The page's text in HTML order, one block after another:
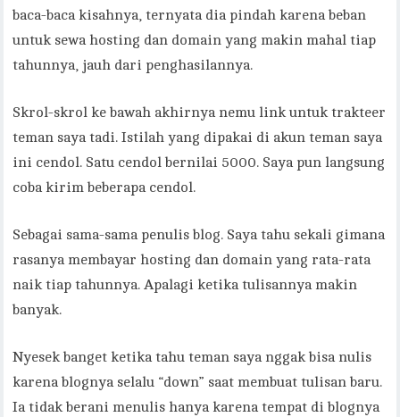
baca-baca kisahnya, ternyata dia pindah karena beban
untuk sewa hosting dan domain yang makin mahal tiap
tahunnya, jauh dari penghasilannya.
Skrol-skrol ke bawah akhirnya nemu link untuk trakteer
teman saya tadi. Istilah yang dipakai di akun teman saya
ini cendol. Satu cendol bernilai 5000. Saya pun langsung
coba kirim beberapa cendol.
Sebagai sama-sama penulis blog. Saya tahu sekali gimana
rasanya membayar hosting dan domain yang rata-rata
naik tiap tahunnya. Apalagi ketika tulisannya makin
banyak.
Nyesek banget ketika tahu teman saya nggak bisa nulis
karena blognya selalu “down” saat membuat tulisan baru.
Ia tidak berani menulis hanya karena tempat di blognya